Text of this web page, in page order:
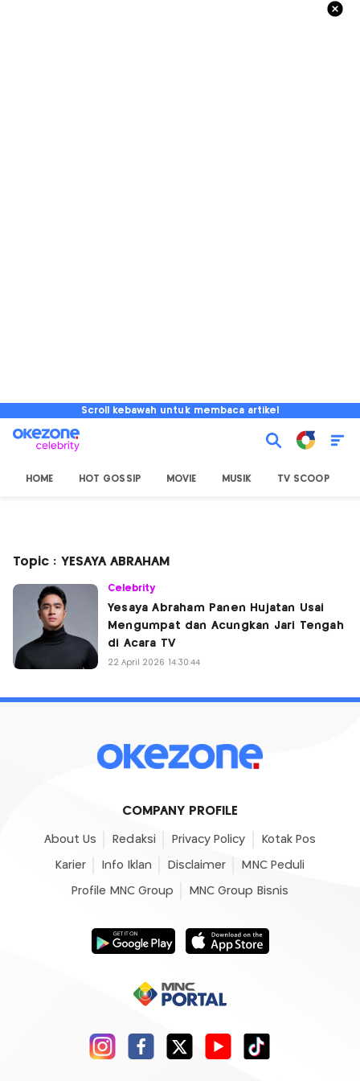
Scroll kebawah untuk membaca artikel
HOME HOT GOSSIP MOVIE MUSIK TV SCOOP
Topic : YESAYA ABRAHAM
Celebrity
Yesaya Abraham Panen Hujatan Usai
Mengumpat dan Acungkan Jari Tengah
di Acara TV
22 April 2026 14:30:44
COMPANY PROFILE
About Us Redaksi Privacy Policy Kotak Pos
Karier Info Iklan Disclaimer MNC Peduli
Profile MNC Group MNC Group Bisnis